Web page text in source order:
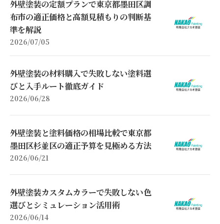
外壁塗装の定額プランで東京都墨田区調
布市の適正価格と高額見積もりの判断基
準を解説
2026/07/05
外壁塗装の材料購入で失敗しない塗料選
びと入手ルート徹底ガイド
2026/06/28
外壁塗装と塗料価格の相場比較で東京都
墨田区杉並区の適正予算を見極める方法
2026/06/21
外壁塗装カスタムカラーで失敗しない色
選びとシミュレーション活用術
2026/06/14